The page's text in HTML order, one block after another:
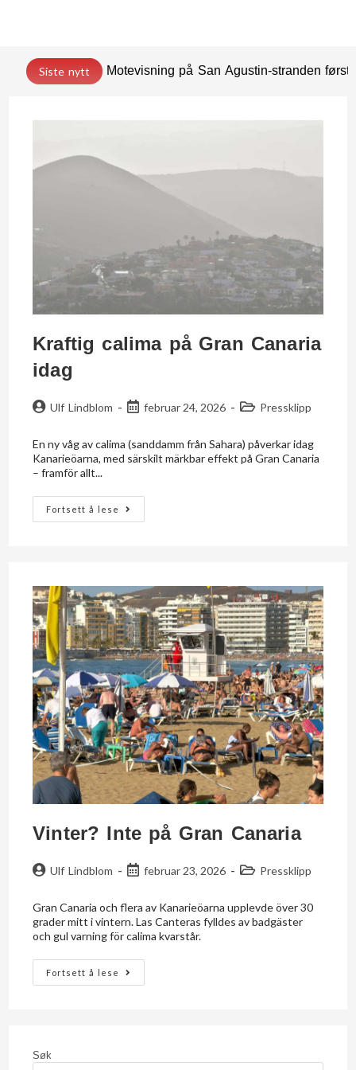
Siste nytt Motevisning på San Agustin-stranden
Kraftig calima på Gran Canaria
idag
Ulf Lindblom februar 24, 2026 Pressklipp
En ny våg av calima (sanddamm från Sahara) påverkar idag
Kanarieöarna, med särskilt märkbar effekt på Gran Canaria
– framför allt...
Fortsett å lese
Vinter? Inte på Gran Canaria
Ulf Lindblom februar 23, 2026 Pressklipp
Gran Canaria och flera av Kanarieöarna upplevde över 30
grader mitt i vintern. Las Canteras fylldes av badgäster
och gul varning för calima kvarstår.
Fortsett å lese
Søk